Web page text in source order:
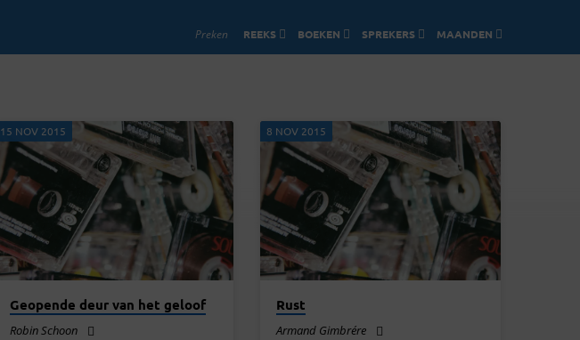
Preken REEKS BOEKEN SPREKERS MAANDEN
15 NOV 2015
Geopende deur van het geloof
Robin Schoon
8 NOV 2015
Rust
Armand Gimbrére